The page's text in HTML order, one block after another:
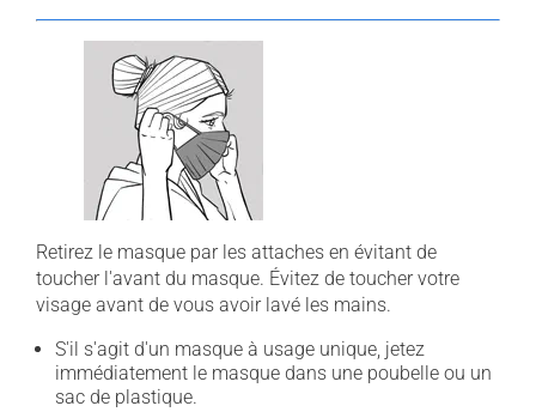
Retirez le masque par les attaches en évitant de
toucher l'avant du masque. Évitez de toucher votre
visage avant de vous avoir lavé les mains.
S'il s'agit d'un masque à usage unique, jetez
immédiatement le masque dans une poubelle ou un
sac de plastique.